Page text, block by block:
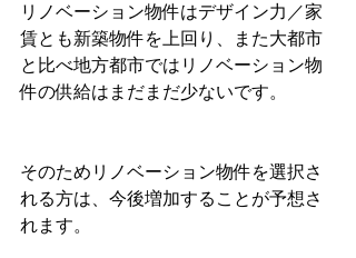
リノベーション物件はデザイン力／家
賃とも新築物件を上回り、また大都市
と比べ地方都市ではリノベーション物
件の供給はまだまだ少ないです。
そのためリノベーション物件を選択さ
れる方は、今後増加することが予想さ
れます。